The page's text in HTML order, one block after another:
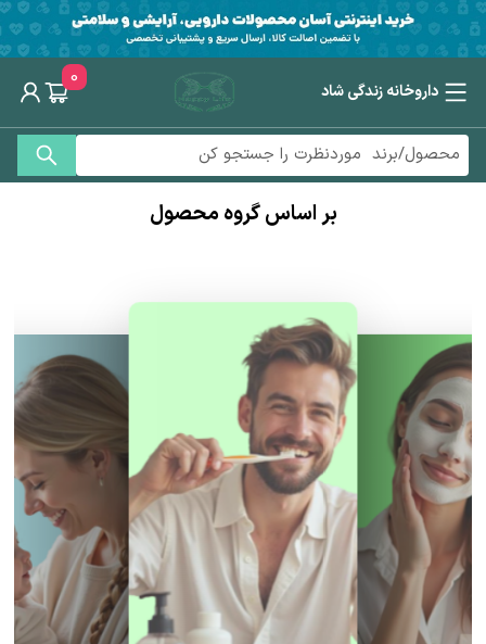
داروخانه زندگی شاد
0
بر اساس گروه محصول